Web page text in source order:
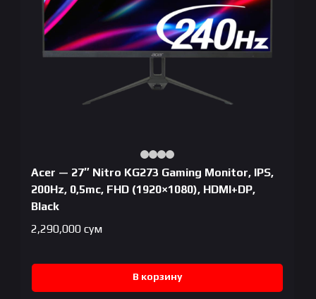
Acer — 27″ Nitro KG273 Gaming Monitor, IPS,
200Hz, 0,5mc, FHD (1920×1080), HDMI+DP,
Black
2,290,000 сум
В корзину